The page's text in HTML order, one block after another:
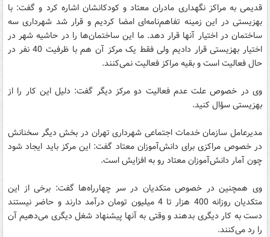
قدیمی به مراکز نگهداری مادران معتاد و کودکانشان اشاره کرد و گفت: با
بهزیستی در این زمینه تفاهم‌نامه‌ای امضا کردیم و قرار شد شهرداری سه
ساختمان در اختیار آنها قرار دهد. ما این ساختمان‌ها را در حاشیه شهر در
اختیار بهزیستی قرار دادیم ولی فقط یک مرکز آن هم با ظرفیت 40 نفر در
حال فعالیت است و بقیه مراکز فعالیت نمی‌کنند.
وی در خصوص علت عدم فعالیت دو مرکز دیگر گفت: دلیل این کار را از
بهزیستی سؤال کنید.
مدیرعامل سازمان خدمات اجتماعی شهرداری تهران در بخش دیگر سخنانش
در خصوص مراکزی برای دانش‌آموزان معتاد گفت:‌ این مرکز باید ایجاد شود
چون آمار دانش‌آموزان معتاد رو به افزایش است.
وی همچنین در خصوص متکدیان در سر چهارراه‌ها گفت: برخی از این
متکدیان روزانه 400 هزار تا 4 میلیون تومان درآمد دارند و حاضر نیستند
دست به کار دیگری بدهند و وقتی به آنها پیشنهاد شغل دیگری می‌دهیم آن
را رد می‌کنند.